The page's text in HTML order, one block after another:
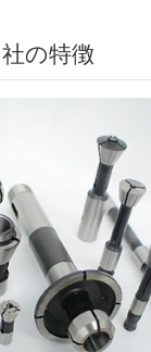
の特徴